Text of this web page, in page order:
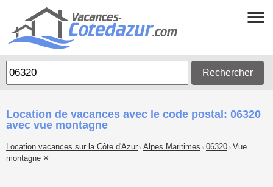
Rechercher
Location de vacances avec le code postal: 06320
avec vue montagne
Location vacances sur la Côte d'Azur > Alpes Maritimes > 06320 > Vue
montagne